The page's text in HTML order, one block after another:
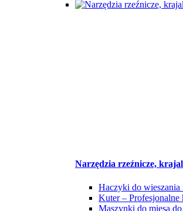
Narzędzia rzeźnicze,
Haczyki do wieszania
Kuter – Profesjonalne
Maszynki do mięsa do